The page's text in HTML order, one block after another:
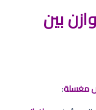
بين
مغسلة: